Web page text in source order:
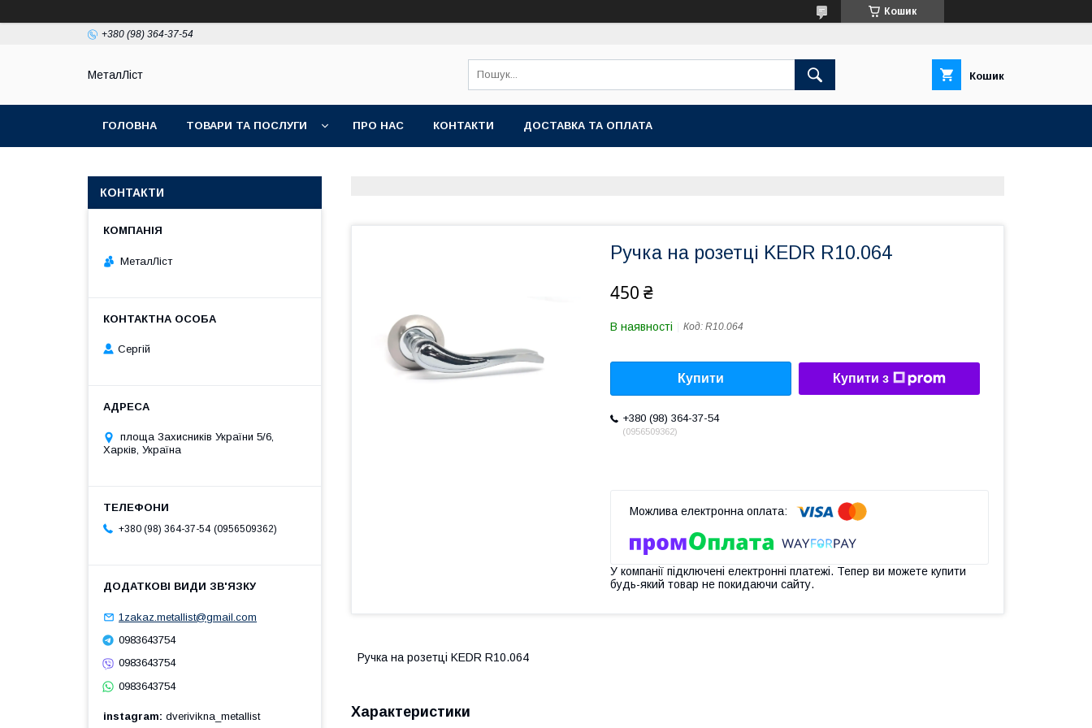
Кошик
+380 (98) 364-37-54
МеталЛіст Кошик
ГОЛОВНА ТОВАРИ ТА ПОСЛУГИ ПРО НАС КОНТАКТИ ДОСТАВКА ТА ОПЛАТА
Ручка на розетці KEDR R10.064
450 ₴
В наявності Код: R10.064
Купити Купити з
+380 (98) 364-37-54
0956509362
У компанії підключені електронні платежі. Тепер ви можете купити
будь-який товар не покидаючи сайту.
Ручка на розетці KEDR R10.064
Характеристики
КОНТАКТИ
МеталЛіст
Сергій
площа Захисників України 5/6,
Харків, Україна
+380 (98) 364-37-54 0956509362
1zakaz.metallist@gmail.com
0983643754
0983643754
0983643754
instagram dverivikna_metallist